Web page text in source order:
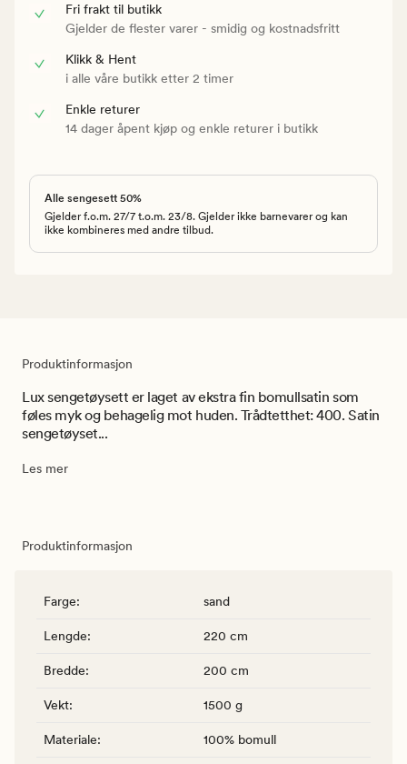
Fri frakt til butikk
Gjelder de flester varer - smidig og kostnadsfritt
Klikk & Hent
i alle våre butikk etter 2 timer
Enkle returer
14 dager åpent kjøp og enkle returer i butikk
Alle sengesett 50%
Gjelder f.o.m. 27/7 t.o.m. 23/8. Gjelder ikke barnevarer og kan
ikke kombineres med andre tilbud.
Produktinformasjon
Lux sengetøysett er laget av ekstra fin bomullsatin som
føles myk og behagelig mot huden. Trådtetthet: 400. Satin
sengetøyset...
Les mer
Produktinformasjon
Farge: sand
Lengde: 220 cm
Bredde: 200 cm
Vekt: 1500 g
Materiale: 100% bomull